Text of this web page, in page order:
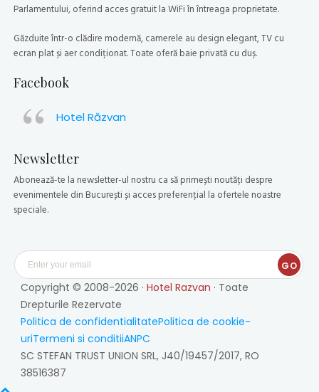
Parlamentului, oferind acces gratuit la WiFi în întreaga proprietate.
Găzduite într-o clădire modernă, camerele au design elegant, TV cu
ecran plat și aer condiționat. Toate oferă baie privată cu duș.
Facebook
Hotel Răzvan
Newsletter
Abonează-te la newsletter-ul nostru ca să primești noutăți despre
evenimentele din București și acces preferențial la ofertele noastre
speciale.
GO
Copyright © 2008-2026 · Hotel Razvan · Toate
Drepturile Rezervate
Politica de confidentialitatePolitica de cookie-
uriTermeni si conditiiANPC
SC STEFAN TRUST UNION SRL, J40/19457/2017, RO
38516387